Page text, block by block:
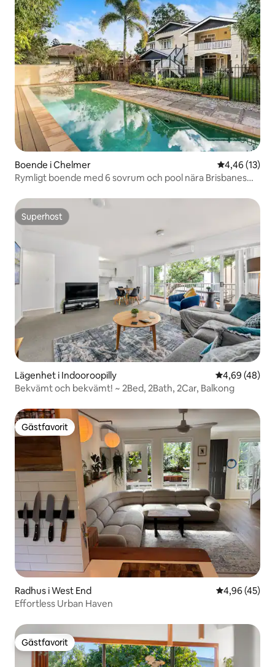
Boende i Chelmer 4,46 av 5 i
4,46 (13)
Rymligt boende med 6 sovrum och pool nära Brisbanes
Superhost
Superhost
Lägenhet i Indooroopilly 4,69 av 5 i
4,69 (48)
Bekvämt och bekvämt! ~ 2Bed, 2Bath, 2Car, Balkong
Gästfavorit
Gästfavorit
Radhus i West End 4,96 av 5 i
4,96 (45)
Effortless Urban Haven
Gästfavorit
Gästfavorit